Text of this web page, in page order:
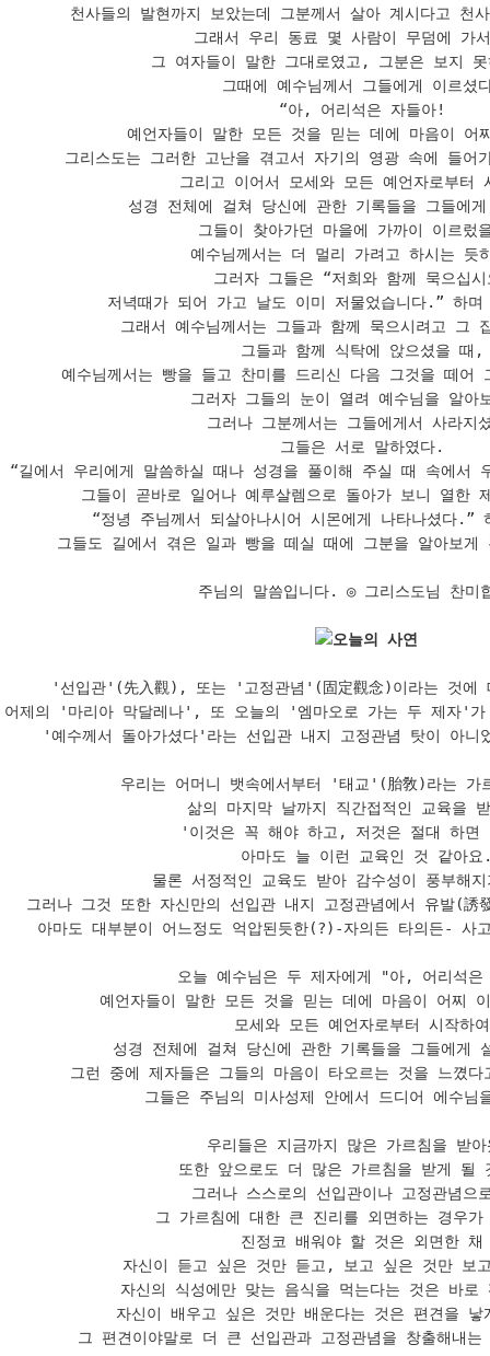
천사들의 발현까지 보았는데 그분께서 살아 계시다고
그래서 우리 동료 몇 사람이 무덤에 가
그 여자들이 말한 그대로였고, 그분은 보지
그때에 예수님께서 그들에게 이르
“아, 어리석은 자들아!
예언자들이 말한 모든 것을 믿는 데에 마음이
그리스도는 그러한 고난을 겪고서 자기의 영광 속에 들
그리고 이어서 모세와 모든 예언자로부터
성경 전체에 걸쳐 당신에 관한 기록들을 그들에
그들이 찾아가던 마을에 가까이 이르
예수님께서는 더 멀리 가려고 하시는
그러자 그들은 “저희와 함께 묵으십
저녁때가 되어 가고 날도 이미 저물었습니다.” 하
그래서 예수님께서는 그들과 함께 묵으시려고 그
그들과 함께 식탁에 앉으셨을
예수님께서는 빵을 들고 찬미를 드리신 다음 그것을 떼
그러자 그들의 눈이 열려 예수님을 알
그러나 그분께서는 그들에게서 사라
그들은 서로 말하였다.
“길에서 우리에게 말씀하실 때나 성경을 풀이해 주실 때 속에서
그들이 곧바로 일어나 예루살렘으로 돌아가 보니 열한
“정녕 주님께서 되살아나시어 시몬에게 나타나셨다.”
그들도 길에서 겪은 일과 빵을 떼실 때에 그분을 알아보게
주님의 말씀입니다. ◎ 그리스도님 찬미
오늘의 사연
'선입관'(先入觀), 또는 '고정관념'(固定觀念)이라는 것에
어제의 '마리아 막달레나', 또 오늘의 '엠마오로 가는 두 제자'가
'예수께서 돌아가셨다'라는 선입관 내지 고정관념 탓이 아니
우리는 어머니 뱃속에서부터 '태교'(胎敎)라는 가
삶의 마지막 날까지 직간접적인 교육을
'이것은 꼭 해야 하고, 저것은 절대 하
아마도 늘 이런 교육인 것 같아
물론 서정적인 교육도 받아 감수성이 풍부해
그러나 그것 또한 자신만의 선입관 내지 고정관념에서 유발(
아마도 대부분이 어느정도 억압된듯한(?)-자의든 타의든- 사
오늘 예수님은 두 제자에게 "아, 어리석
예언자들이 말한 모든 것을 믿는 데에 마음이 어찌
모세와 모든 예언자로부터 시작하
성경 전체에 걸쳐 당신에 관한 기록들을 그들에게
그런 중에 제자들은 그들의 마음이 타오르는 것을 느꼈
그들은 주님의 미사성제 안에서 드디어 에수님
우리들은 지금까지 많은 가르침을 받
또한 앞으로도 더 많은 가르침을 받게 될
그러나 스스로의 선입관이나 고정관념으
그 가르침에 대한 큰 진리를 외면하는 경우
진정코 배워야 할 것은 외면한
자신이 듣고 싶은 것만 듣고, 보고 싶은 것만 보
자신의 식성에만 맞는 음식을 먹는다는 것은 바로
자신이 배우고 싶은 것만 배운다는 것은 편견을
그 편견이야말로 더 큰 선입관과 고정관념을 창출해내